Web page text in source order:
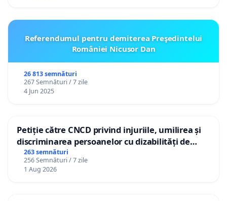
Referendumul pentru demiterea Preşedintelui
României Nicusor Dan
26 813 semnături
267 Semnături / 7 zile
4 Jun 2025
Petiție către CNCD privind injuriile, umilirea și
discriminarea persoanelor cu dizabilități de
către utilizatorul TikTok „Gorici”
263 semnături
256 Semnături / 7 zile
1 Aug 2026